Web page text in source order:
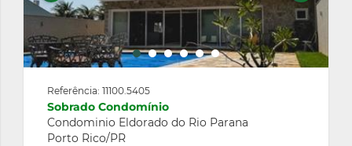
Referência: 11100.5405
Sobrado Condomínio
Condominio Eldorado do Rio Parana
Porto Rico/PR